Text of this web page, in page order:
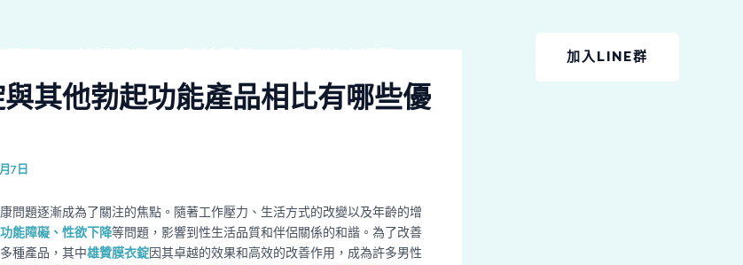
加入LINE群
其他勃起功能產品相比有哪些優
7日
問題逐漸成為了關注的焦點。隨著工作壓力、生活方式的改變以及年齡的增
能障礙、性欲下降等問題，影響到性生活品質和伴侶關係的和諧。為了改善
種產品，其中雄贊膜衣錠因其卓越的效果和高效的改善作用，成為許多男性